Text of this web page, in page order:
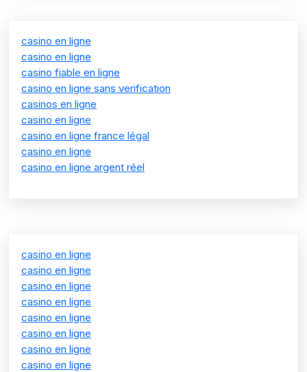
casino en ligne
casino en ligne
casino fiable en ligne
casino en ligne sans verification
casinos en ligne
casino en ligne
casino en ligne france légal
casino en ligne
casino en ligne argent réel
casino en ligne
casino en ligne
casino en ligne
casino en ligne
casino en ligne
casino en ligne
casino en ligne
casino en ligne